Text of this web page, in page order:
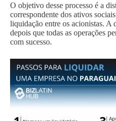
O objetivo desse processo é a
correspondente dos ativos
liquidação entre os acionistas. A
depois que todas as operações
com sucesso.